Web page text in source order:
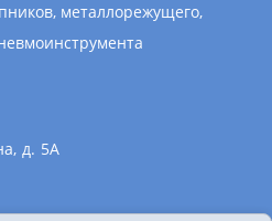
металлорежущего,
д. 5А